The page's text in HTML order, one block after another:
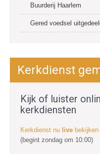
Buurderij Haarlem
Gered voedsel
Kerkdienst
Kijk of luister
kerkdiensten
Kerkdienst nu live bekijken
(begint zondag om 10:00)